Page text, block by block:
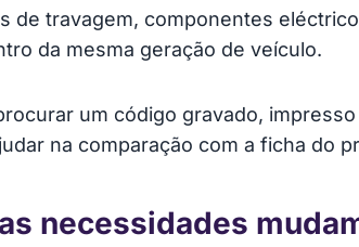
de travagem, componentes
da mesma geração de veículo.
um código gravado,
na comparação com a ficha do
necessidades